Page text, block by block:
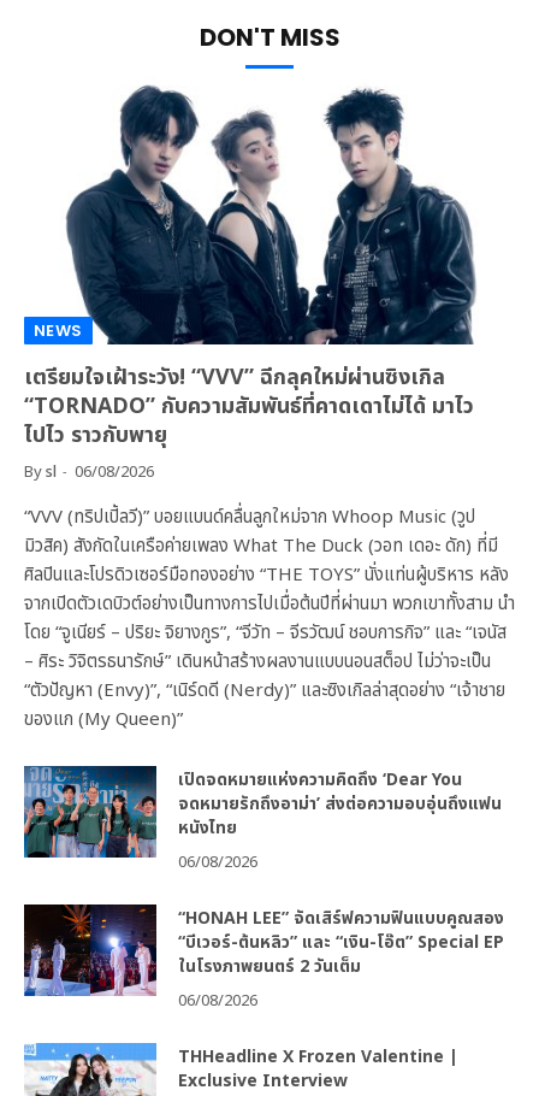
DON'T MISS
NEWS
เตรียมใจเฝ้าระวัง! “VVV” ฉีกลุคใหม่ผ่านซิงเกิล
“TORNADO” กับความสัมพันธ์ที่คาดเดาไม่ได้ มาไว
ไปไว ราวกับพายุ
Bysl 06/08/2026
“VVV (ทริปเปิ้ลวี)” บอยแบนด์คลื่นลูกใหม่จาก Whoop Music (วูป
มิวสิค) สังกัดในเครือค่ายเพลง What The Duck (วอท เดอะ ดัก) ที่มี
ศิลปินและโปรดิวเซอร์มือทองอย่าง “THE TOYS” นั่งแท่นผู้บริหาร หลัง
จากเปิดตัวเดบิวต์อย่างเป็นทางการไปเมื่อต้นปีที่ผ่านมา พวกเขาทั้งสาม นำ
โดย “จูเนียร์ – ปริยะ จิยางกูร”, “จีวัท – จีรวัฒน์ ชอบการกิจ” และ “เจนัส
– ศิระ วิจิตรธนารักษ์” เดินหน้าสร้างผลงานแบบนอนสต็อป ไม่ว่าจะเป็น
“ตัวปัญหา (Envy)”, “เนิร์ดดี (Nerdy)” และซิงเกิลล่าสุดอย่าง “เจ้าชาย
ของแก (My Queen)”
เปิดจดหมายแห่งความคิดถึง ‘Dear You
จดหมายรักถึงอาม่า’ ส่งต่อความอบอุ่นถึงแฟน
หนังไทย
06/08/2026
“HONAH LEE” จัดเสิร์ฟความฟินแบบคูณสอง
“บีเวอร์-ต้นหลิว” และ “เงิน-โอ๊ต” Special EP
ในโรงภาพยนตร์ 2 วันเต็ม
06/08/2026
THHeadline X Frozen Valentine |
Exclusive Interview